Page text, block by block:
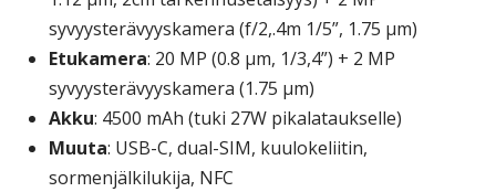
syvyysterävyyskamera (f/2,.4m 1/5”, 1.75 μm)
Etukamera: 20 MP (0.8 μm, 1/3,4”) + 2 MP
syvyysterävyyskamera (1.75 μm)
Akku: 4500 mAh (tuki 27W pikalataukselle)
Muuta: USB-C, dual-SIM, kuulokeliitin,
sormenjälkilukija, NFC